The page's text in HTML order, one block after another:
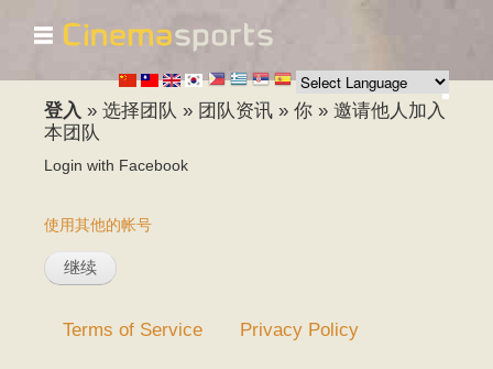
跳
转
到
容
☰
登入 » 选择团队 » 团队资讯 » 你 » 邀请他人加入
本团队
Login with Facebook
使用其他的帐号
Terms of Service Privacy Policy